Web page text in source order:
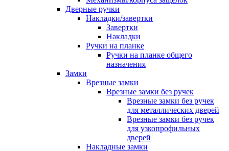
Дверные ручки
Накладки/завертки
Завертки
Накладки
Ручки на планке
Ручки на планке общего
назначения
Замки
Врезные замки
Врезные замки без ручек
Врезные замки без ручек
для металлических дверей
Врезные замки без ручек
для узкопрофильных
дверей
Накладные замки